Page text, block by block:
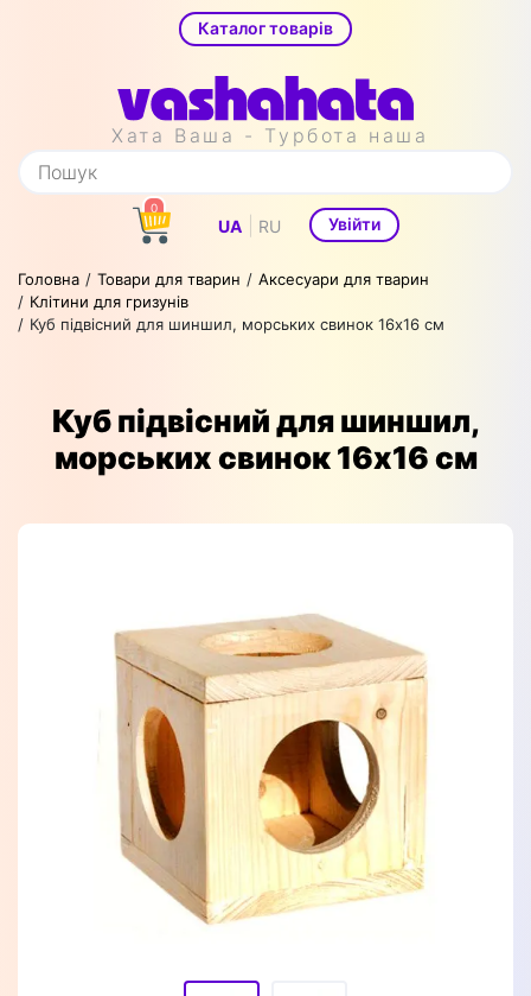
Каталог товарів
Хата Ваша - Турбота наша
0
UA RU Увійти
Головна Товари для тварин
Аксесуари для тварин
Клітини для гризунів
Куб підвісний для шиншил, морських свинок 16х16 см
Куб підвісний для шиншил,
морських свинок 16х16 см